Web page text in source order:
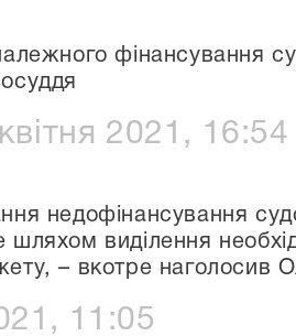
фінансування
2021, 16:54
недофінансування
шляхом виділення
– вкотре наголосив
11:05